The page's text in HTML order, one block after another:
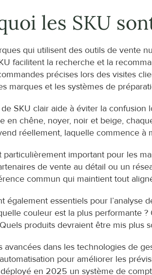
les SKU
qui utilisent des outils de vente
facilitent la recherche et la
précises lors des visites
marques et les systèmes de
SKU clair aide à éviter la
en chêne, noyer, noir et beige,
réellement, laquelle commence à
particulièrement important pour les
de vente au détail ou un
commun qui maintient tout
également essentiels pour
couleur est la plus performante
produits devraient être mis plus
avancées dans les technologies de
pour améliorer les
en 2025 un système de